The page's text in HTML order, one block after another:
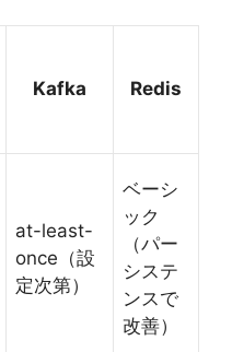
Kafka Redis
at-least-
once（設
定次第）
ベーシ
ック
（パー
システ
ンスで
改善）